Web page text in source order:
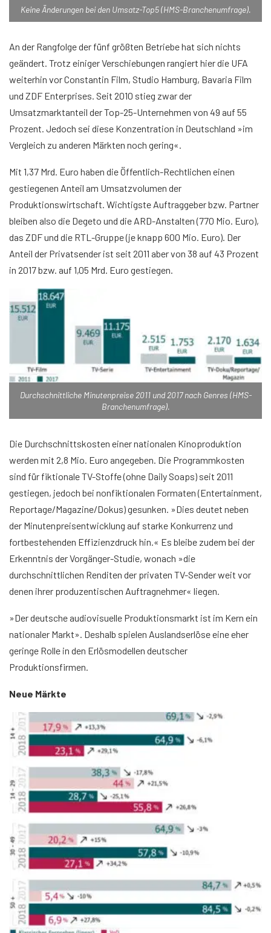
Keine Änderungen bei den Umsatz-Top5 (HMS-Branchenumfrage).
An der Rangfolge der fünf größten Betriebe hat sich nichts
geändert. Trotz einiger Verschiebungen rangiert hier die UFA
weiterhin vor Constantin Film, Studio Hamburg, Bavaria Film
und ZDF Enterprises. Seit 2010 stieg zwar der
Umsatzmarktanteil der Top-25-Unternehmen von 49 auf 55
Prozent. Jedoch sei diese Konzentration in Deutschland »im
Vergleich zu anderen Märkten noch gering«.
Mit 1,37 Mrd. Euro haben die Öffentlich-Rechtlichen einen
gestiegenen Anteil am Umsatzvolumen der
Produktionswirtschaft. Wichtigste Auftraggeber bzw. Partner
bleiben also die Degeto und die ARD-Anstalten (770 Mio. Euro),
das ZDF und die RTL-Gruppe (je knapp 600 Mio. Euro). Der
Anteil der Privatsender ist seit 2011 aber von 38 auf 43 Prozent
in 2017 bzw. auf 1,05 Mrd. Euro gestiegen.
Durchschnittliche Minutenpreise 2011 und 2017 nach Genres (HMS-
Branchenumfrage).
Die Durchschnittskosten einer nationalen Kinoproduktion
werden mit 2,8 Mio. Euro angegeben. Die Programmkosten
sind für fiktionale TV-Stoffe (ohne Daily Soaps) seit 2011
gestiegen, jedoch bei nonfiktionalen Formaten (Entertainment,
Reportage/Magazine/Dokus) gesunken. »Dies deutet neben
der Minutenpreisentwicklung auf starke Konkurrenz und
fortbestehenden Effizienzdruck hin.« Es bleibe zudem bei der
Erkenntnis der Vorgänger-Studie, wonach »die
durchschnittlichen Renditen der privaten TV-Sender weit vor
denen ihrer produzentischen Auftragnehmer« liegen.
»Der deutsche audiovisuelle Produktionsmarkt ist im Kern ein
nationaler Markt». Deshalb spielen Auslandserlöse eine eher
geringe Rolle in den Erlösmodellen deutscher
Produktionsfirmen.
Neue Märkte